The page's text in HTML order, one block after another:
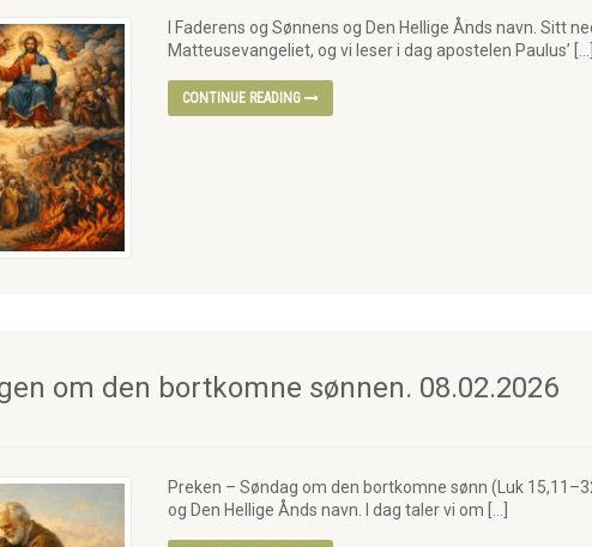
I Faderens og Sønnens og Den Hellige Ånds navn. Sitt
Matteusevangeliet, og vi leser i dag apostelen Paulus’ […]
CONTINUE READING
om den bortkomne sønnen. 08.02.2026
Preken – Søndag om den bortkomne sønn (Luk
og Den Hellige Ånds navn. I dag taler vi om […]